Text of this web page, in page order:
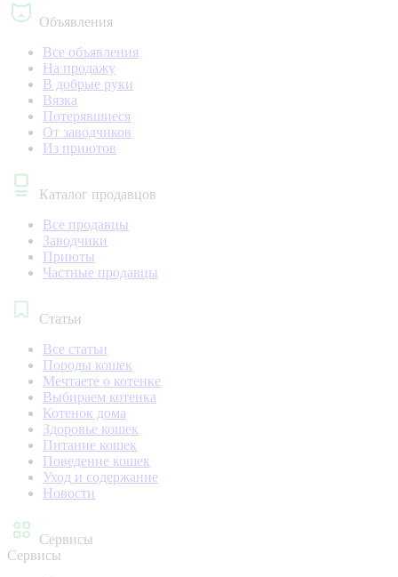
Объявления
Все объявления
На продажу
В добрые руки
Вязка
Потерявшиеся
От заводчиков
Из приютов
Каталог продавцов
Все продавцы
Заводчики
Приюты
Частные продавцы
Статьи
Все статьи
Породы кошек
Мечтаете о котенке
Выбираем котенка
Котенок дома
Здоровье кошек
Питание кошек
Поведение кошек
Уход и содержание
Новости
Сервисы
Сервисы